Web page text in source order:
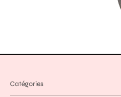
Catégories